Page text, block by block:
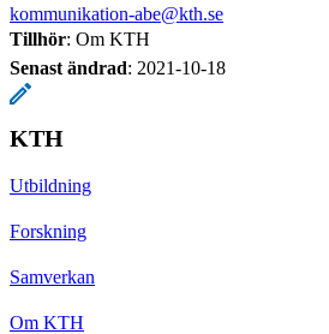
kommunikation-abe@kth.se
Tillhör: Om KTH
Senast ändrad: 2021-10-18
KTH
Utbildning
Forskning
Samverkan
Om KTH